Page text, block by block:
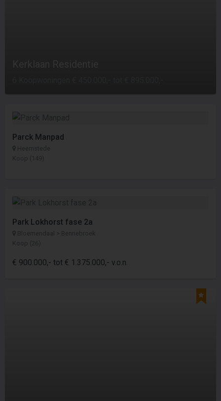
Parck Manpad
Heemstede
Koop (149)
Park Lokhorst fase 2a
Bloemendaal > Bennebroek
Koop (26)
€ 900.000,- tot € 1.375.000,- v.o.n.